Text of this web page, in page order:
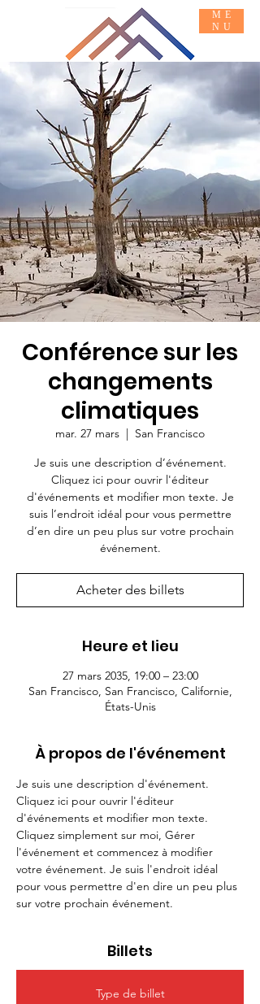
ME
NU
Informations de base
Conférence sur les
changements
climatiques
mar. 27 mars
  |
San Francisco
Je suis une description d’événement.
Cliquez ici pour ouvrir l'éditeur
d'événements et modifier mon texte. Je
suis l’endroit idéal pour vous permettre
d’en dire un peu plus sur votre prochain
événement.
Acheter des billets
Heure et lieu
27 mars 2035, 19:00 – 23:00
San Francisco, San Francisco, Californie,
États-Unis
À propos de l'événement
Je suis une description d'événement.
Cliquez ici pour ouvrir l'éditeur
d'événements et modifier mon texte.
Cliquez simplement sur moi, Gérer
l'événement et commencez à modifier
votre événement. Je suis l'endroit idéal
pour vous permettre d'en dire un peu plus
sur votre prochain événement.
Billets
Type de billet